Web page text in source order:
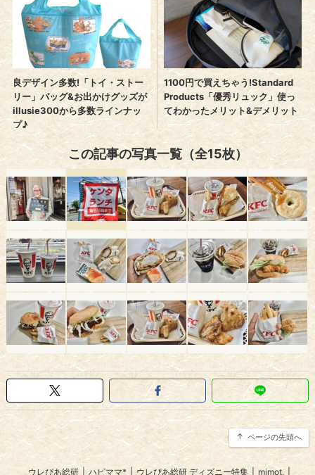
この記事の写真一覧（全15枚）
ページの先頭へ
ウレぴあ総研 | ハピママ* | ウレぴあ総研 ディズニー特集 | mimot.